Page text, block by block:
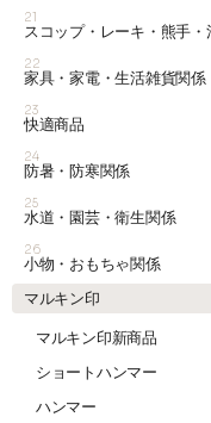
21
スコップ・レーキ・熊手
22
家具・家電・生活雑貨関係
23
快適商品
24
防暑・防寒関係
25
水道・園芸・衛生関係
26
小物・おもちゃ関係
マルキン印
マルキン印新商品
ショートハンマー
ハンマー